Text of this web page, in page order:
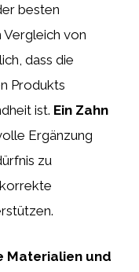
besten
von
dass die
Produkts
ist. Ein Zahn
Ergänzung
zu
Materialien und